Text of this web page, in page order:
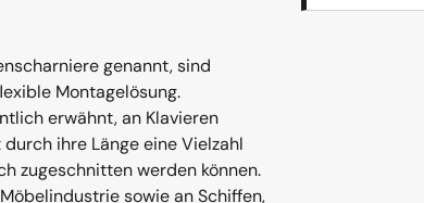
genannt, sind
Montagelösung.
erwähnt, an Klavieren
ihre Länge eine Vielzahl
zugeschnitten werden können.
sowie an Schiffen,